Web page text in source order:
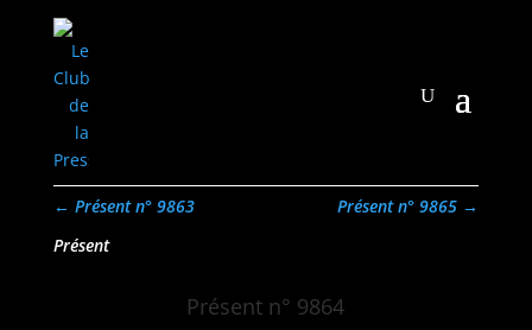
← Présent n° 9863 Présent n° 9865 →
Présent
Présent n° 9864